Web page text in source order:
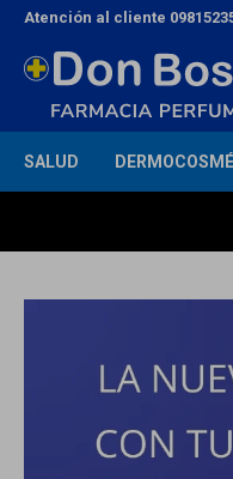
SALUD
Atención al cliente